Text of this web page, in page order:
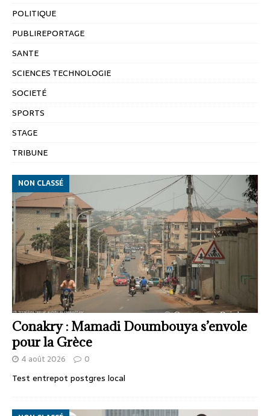
POLITIQUE
PUBLIREPORTAGE
SANTE
SCIENCES TECHNOLOGIE
SOCIETÉ
SPORTS
STAGE
TRIBUNE
Conakry : Mamadi Doumbouya s’envole
pour la Grèce
NON CLASSÉ
4 août 2026 0
Test entrepot postgres local